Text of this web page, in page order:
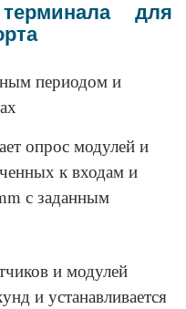
для
периодом и
опрос модулей и
к входам и
с заданным
и модулей
и устанавливается